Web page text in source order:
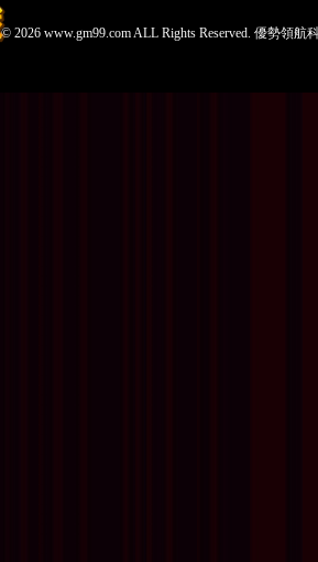
© 2026 www.gm99.com ALL Rights Reserved. 優勢領航